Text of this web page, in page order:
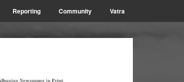
Reporting Community Vatra